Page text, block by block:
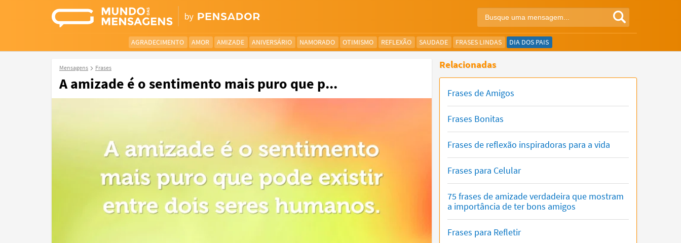
AGRADECIMENTO AMOR AMIZADE ANIVERSÁRIO NAMORADO OTIMISMO REFLEXÃO SAUDADE FRASES LINDAS DIA DOS PAIS
Mensagens Frases
A amizade é o sentimento mais puro que p...
Relacionadas
Frases de Amigos
Frases Bonitas
Frases de reflexão inspiradoras para a vida
Frases para Celular
75 frases de amizade verdadeira que mostram
a importância de ter bons amigos
Frases para Refletir